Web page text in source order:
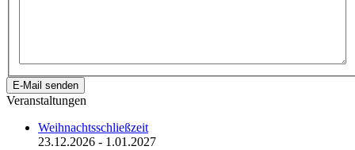
E-Mail senden
Veranstaltungen
Weihnachtsschließzeit
23.12.2026 - 1.01.2027